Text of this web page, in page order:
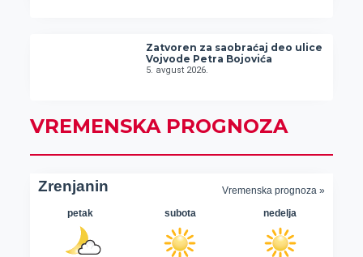
Zatvoren za saobraćaj deo ulice
Vojvode Petra Bojovića
5. avgust 2026.
VREMENSKA PROGNOZA